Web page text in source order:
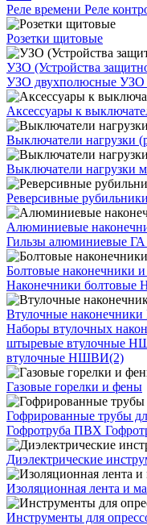
Реле времени Реле
Розетки щитовые
УЗО (Устройства
УЗО двухполюсные УЗО
Аксессуары к
Выключатели нагрузки
Выключатели нагрузки
Реверсивные рубильники
Алюминиевые
Гильзы алюминиевые ГА
Болтовые наконечники
Наконечники болтовые
Втулочные
Наборы втулочных
штыревые втулочные
втулочные НШВИ(2)
Газовые горелки и фены
Гофрированные трубы
Гофротруба ПВХ
Диэлектрические
Изоляционная лента и
Инструменты для